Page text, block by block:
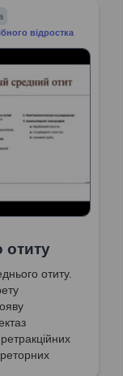
відростка
отиту
отиту.